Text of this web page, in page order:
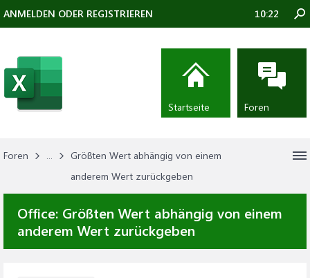
Foren ...
Größten Wert abhängig von einem
anderem Wert zurückgeben
Office: Größten Wert abhängig von einem
anderem Wert zurückgeben
ANMELDEN ODER REGISTRIEREN 10:22
Startseite Foren